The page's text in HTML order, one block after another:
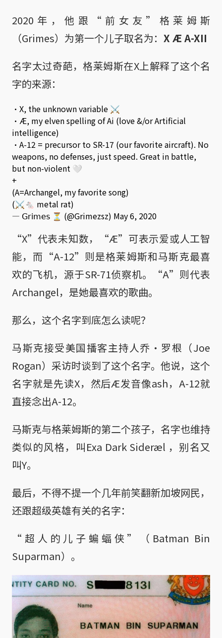
2020年，他跟“前女友”格莱姆斯
（Grimes）为第一个儿子取名为： X Æ A-XII
名字太过奇葩，格莱姆斯在X上解释了这个名
字的来源：
•X, the unknown variable ⚔️
•Æ, my elven spelling of Ai (love &/or Artificial
intelligence)
•A-12 = precursor to SR-17 (our favorite aircraft). No
weapons, no defenses, just speed. Great in battle,
but non-violent 🤍
+
(A=Archangel, my favorite song)
(⚔️🐁 metal rat)
— 𝖦𝗋𝗂𝗆𝖾𝗌 ⏳ (@Grimezsz) May 6, 2020
“X”代表未知数，“Æ”可表示爱或人工智
能，而“A-12”则是格莱姆斯和马斯克最喜
欢的飞机，源于SR-71侦察机。“A”则代表
Archangel，是她最喜欢的歌曲。
那么，这个名字到底怎么读呢？
马斯克接受美国播客主持人乔·罗根（Joe
Rogan）采访时谈到了这个名字。他说，这个
名字就是先读X，然后Æ发音像ash，A-12就
直接念出A-12。
马斯克与格莱姆斯的第二个孩子，名字也维持
类似的风格，叫Exa Dark Sideræl ，别名又
叫Y。
最后，不得不提一个几年前笑翻新加坡网民，
还跟超级英雄有关的名字：
“超人的儿子蝙蝠侠”（Batman Bin
Suparman）。